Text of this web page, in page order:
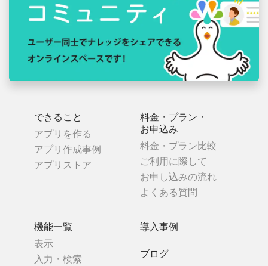
できること
アプリを作る
アプリ作成事例
アプリストア
機能一覧
表示
入力・検索
料金・プラン・
お申込み
料金・プラン比較
ご利用に際して
お申し込みの流れ
よくある質問
導入事例
ブログ